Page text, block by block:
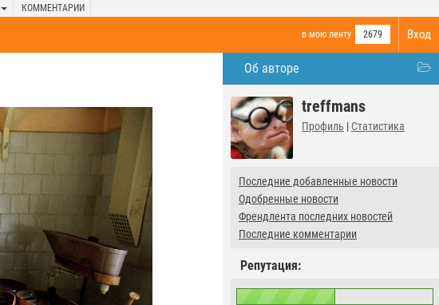
КОММЕНТАРИИ
Вход
в мою ленту 2679
Об авторе
treffmans
Профиль | Статистика
Последние добавленные новости
Одобренные новости
Френдлента последних новостей
Последние комментарии
Репутация: